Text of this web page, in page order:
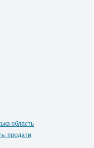
область
продати